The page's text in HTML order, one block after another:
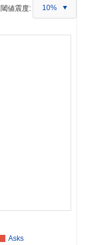
閾値震度: 10%
Asks